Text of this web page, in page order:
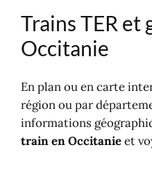
Trains TER et
Occitanie
En plan ou en carte
région ou par
informations
train en Occitanieet